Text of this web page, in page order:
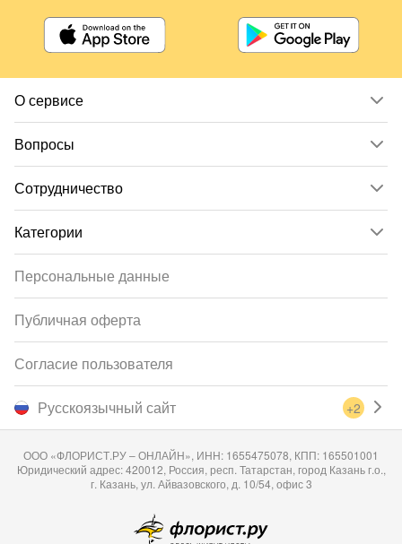
О сервисе
Вопросы
Сотрудничество
Категории
Русскоязычный сайт +2
Персональные данные
Публичная оферта
Согласие пользователя
ООО «ФЛОРИСТ.РУ – ОНЛАЙН», ИНН: 1655475078, КПП: 165501001
Юридический адрес: 420012, Россия, респ. Татарстан, город Казань г.о.,
г. Казань, ул. Айвазовского, д. 10/54, офис 3